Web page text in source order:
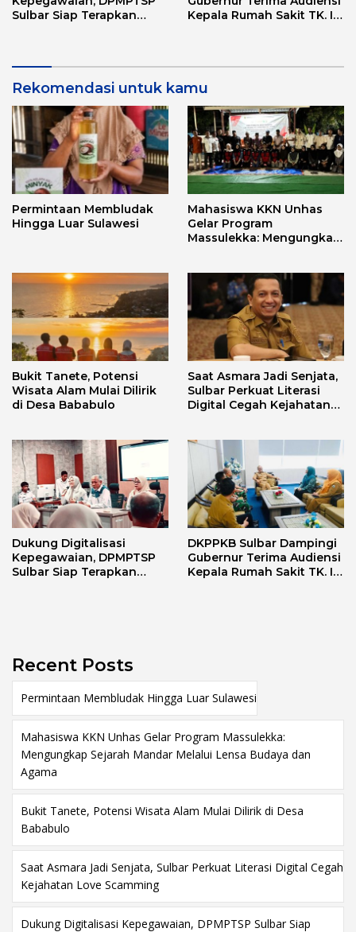
Sulbar Siap Terapkan
Kepala Rumah Sakit TK. III
Rekomendasi untuk kamu
Permintaan Membludak
Hingga Luar Sulawesi
Mahasiswa KKN Unhas
Gelar Program
Massulekka: Mengungkap
Bukit Tanete, Potensi
Wisata Alam Mulai Dilirik
di Desa Bababulo
Saat Asmara Jadi Senjata,
Sulbar Perkuat Literasi
Digital Cegah Kejahatan
Dukung Digitalisasi
Kepegawaian, DPMPTSP
Sulbar Siap Terapkan
DKPPKB Sulbar Dampingi
Gubernur Terima Audiensi
Kepala Rumah Sakit TK. III
Recent Posts
Permintaan Membludak Hingga Luar Sulawesi
Mahasiswa KKN Unhas Gelar Program Massulekka:
Mengungkap Sejarah Mandar Melalui Lensa Budaya dan
Agama
Bukit Tanete, Potensi Wisata Alam Mulai Dilirik di Desa
Bababulo
Saat Asmara Jadi Senjata, Sulbar Perkuat Literasi Digital Cegah
Kejahatan Love Scamming
Dukung Digitalisasi Kepegawaian, DPMPTSP Sulbar Siap